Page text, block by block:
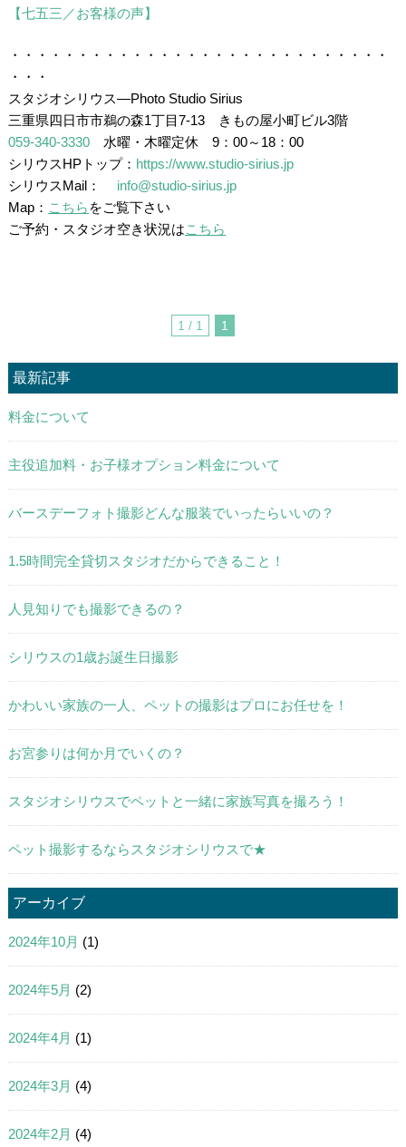
【七五三／お客様の声】
・・・・・・・・・・・・・・・・・・・・・・・・・・・・
・・・
スタジオシリウス―Photo Studio Sirius
三重県四日市市鵜の森1丁目7-13 きもの屋小町ビル3階
059-340-3330水曜・木曜定休 9：00～18：00
シリウスHPトップ： https://www.studio-sirius.jp
シリウスMail：
info@studio-sirius.jp
Map： こちら をご覧下さい
ご予約・スタジオ空き状況はこちら
1 / 1 1
最新記事
料金について
主役追加料・お子様オプション料金について
バースデーフォト撮影どんな服装でいったらいいの？
1.5時間完全貸切スタジオだからできること！
人見知りでも撮影できるの？
シリウスの1歳お誕生日撮影
かわいい家族の一人、ペットの撮影はプロにお任せを！
お宮参りは何か月でいくの？
スタジオシリウスでペットと一緒に家族写真を撮ろう！
ペット撮影するならスタジオシリウスで★
アーカイブ
2024年10月 (1)
2024年5月 (2)
2024年4月 (1)
2024年3月 (4)
2024年2月 (4)